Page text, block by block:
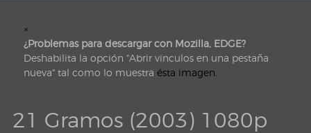
×
¿Problemas para descargar con Mozilla, EDGE?
Deshabilita la opción "Abrir vinculos en una pestaña
nueva" tal como lo muestra ésta imagen.
21 Gramos (2003) 1080p